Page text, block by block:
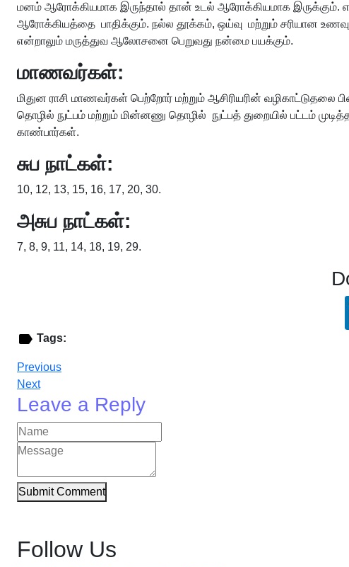
மனம் ஆரோக்கியமாக இருந்தால் தான் உடல் ஆரோக்கியமாக
ஆரோக்கியத்தை பாதிக்கும். நல்ல தூக்கம், ஒய்வு மற்றும் சரியான
என்றாலும் மருத்துவ ஆலோசனை பெறுவது நன்மை பயக்கும்.
மாணவர்கள்:
மிதுன ராசி மாணவர்கள் பெற்றோர் மற்றும் ஆசிரியரின்
தொழில் நுட்பம் மற்றும் மின்னணு தொழில் நுட்பத் துறையில் பட்டம்
காண்பார்கள்.
சுப நாட்கள்:
10, 12, 13, 15, 16, 17, 20, 30.
அசுப நாட்கள்:
7, 8, 9, 11, 14, 18, 19, 29.
Tags:
Previous
Next
Leave a Reply
Submit Comment
Follow Us